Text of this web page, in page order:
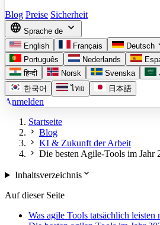
Blog Preise Sicherheit
language Sprache de expand_more
English Français Deutsch
Português
Nederlands
हिन्दी
Norsk Svenska
한국어
ไทย 日本語
Anmelden
Startseite
chevron_right Blog
chevron_right KI & Zukunft der Arbeit
chevron_right Die besten Agile-Tools im
Inhaltsverzeichnisexpand_more
Auf dieser Seite
Was agile Tools tatsächlich leisten